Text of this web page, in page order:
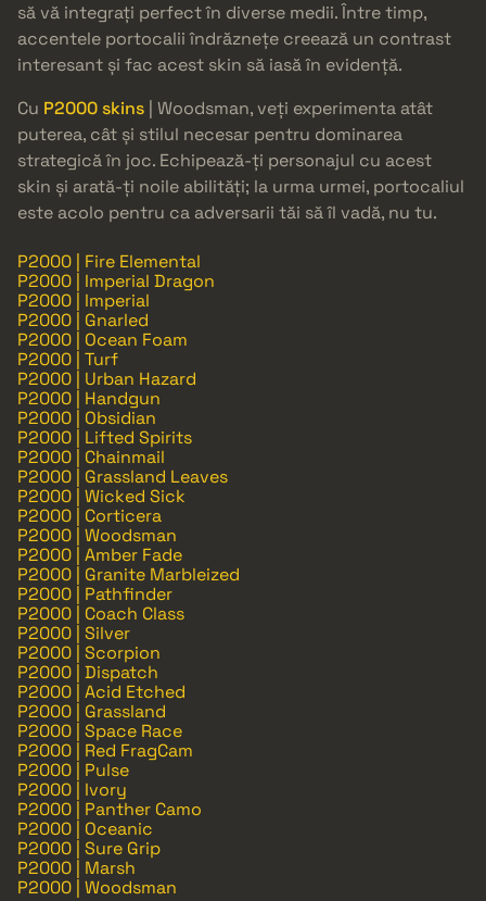
să vă integrați perfect în diverse medii. Între timp,
accentele portocalii îndrăznețe creează un contrast
interesant și fac acest skin să iasă în evidență.
Cu P2000 skins | Woodsman, veți experimenta atât
puterea, cât și stilul necesar pentru dominarea
strategică în joc. Echipează-ți personajul cu acest
skin și arată-ți noile abilități; la urma urmei, portocaliul
este acolo pentru ca adversarii tăi să îl vadă, nu tu.
P2000 | Fire Elemental
P2000 | Imperial Dragon
P2000 | Imperial
P2000 | Gnarled
P2000 | Ocean Foam
P2000 | Turf
P2000 | Urban Hazard
P2000 | Handgun
P2000 | Obsidian
P2000 | Lifted Spirits
P2000 | Chainmail
P2000 | Grassland Leaves
P2000 | Wicked Sick
P2000 | Corticera
P2000 | Woodsman
P2000 | Amber Fade
P2000 | Granite Marbleized
P2000 | Pathfinder
P2000 | Coach Class
P2000 | Silver
P2000 | Scorpion
P2000 | Dispatch
P2000 | Acid Etched
P2000 | Grassland
P2000 | Space Race
P2000 | Red FragCam
P2000 | Pulse
P2000 | Ivory
P2000 | Panther Camo
P2000 | Oceanic
P2000 | Sure Grip
P2000 | Marsh
P2000 | Woodsman